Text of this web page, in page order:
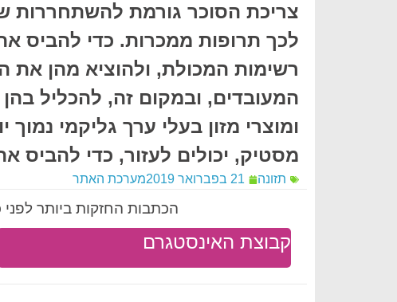
צריכת הסוכר גורמת להשתחררות
לכך תרופות ממכרות. כדי להביס
רשימות המכולת, ולהוציא מהן את
המעובדים, ובמקום זה, להכליל
ומוצרי מזון בעלי ערך גליקמי
מסטיק, יכולים לעזור, כדי להביס
תזונה 21 בפברואר 2019 מערכת האתר
הכתבות החזקות ביותר
קבוצת האינסטגרם